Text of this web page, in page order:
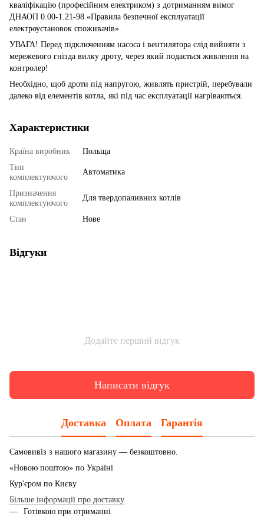
кваліфікацію (професійним електриком) з дотриманням вимог
ДНАОП 0.00-1.21-98 «Правила безпечної експлуатації
електроустановок споживачів».
УВАГА! Перед підключенням насоса і вентилятора слід вийняти з
мережевого гнізда вилку дроту, через який подається живлення на
контролер!
Необхідно, щоб дроти під напругою, живлять пристрій, перебували
далеко від елементів котла, які під час експлуатації нагріваються.
Характеристики
Країна виробник
Польща
Тип
комплектуючого
Автоматика
Призначення
комплектуючого
Для твердопаливних котлів
Стан Нове
Відгуки
Додайте перший відгук
Написати відгук
Доставка Оплата Гарантія
Самовивіз з нашого магазину — безкоштовно.
«Новою поштою» по Україні
Кур'єром по Києву
Більше інформації про доставку
Готівкою при отриманні